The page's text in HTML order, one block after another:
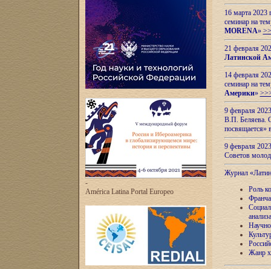
-
América Latina Portal Europeo
16 марта 2023
семинар на
MORENA»
21 февраля
Латинской
14 февраля
семинар на
Америки»
9 февраля
В.П. Беляева.
посвящается»
9 февраля
Советов
Журнал
Роль
анализа
Жанр